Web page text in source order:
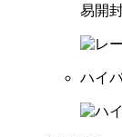
易開
ハイ